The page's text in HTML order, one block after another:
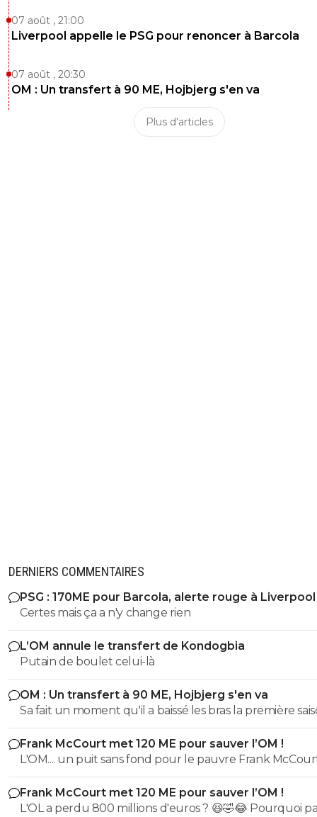
07 août , 21:00
Liverpool appelle le PSG pour renoncer à Barcola
07 août , 20:30
OM : Un transfert à 90 ME, Hojbjerg s'en va
Plus d'articles
DERNIERS COMMENTAIRES
PSG : 170ME pour Barcola, alerte rouge à Liverpool
Certes mais ça a n'y change rien
L’OM annule le transfert de Kondogbia
Putain de boulet celui-là
OM : Un transfert à 90 ME, Hojbjerg s'en va
Sa fait un moment qu'il a baissé les bras la première
etait top mais depuis quelques match etait en dessus.
et bon vent a lui pour le reste de sa carrière ...
Frank McCourt met 120 ME pour sauver l’OM !
L'OM.... un puit sans fond pour le pauvre Frank
Frank McCourt met 120 ME pour sauver l’OM !
L'OL a perdu 800 millions d'euros ? 😆🤣😂 Pourquoi pas un